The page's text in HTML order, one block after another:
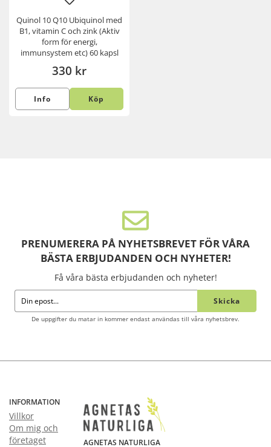
Quinol 10 Q10 Ubiquinol med
B1, vitamin C och zink (Aktiv
form för energi,
immunsystem etc) 60 kapsl
330 kr
Info Köp
PRENUMERERA PÅ NYHETSBREVET FÖR VÅRA
BÄSTA ERBJUDANDEN OCH NYHETER!
Få våra bästa erbjudanden och nyheter!
Skicka
De uppgifter du matar in kommer endast användas till våra nyhetsbrev.
INFORMATION
Villkor
Om mig och
företaget
AGNETAS NATURLIGA